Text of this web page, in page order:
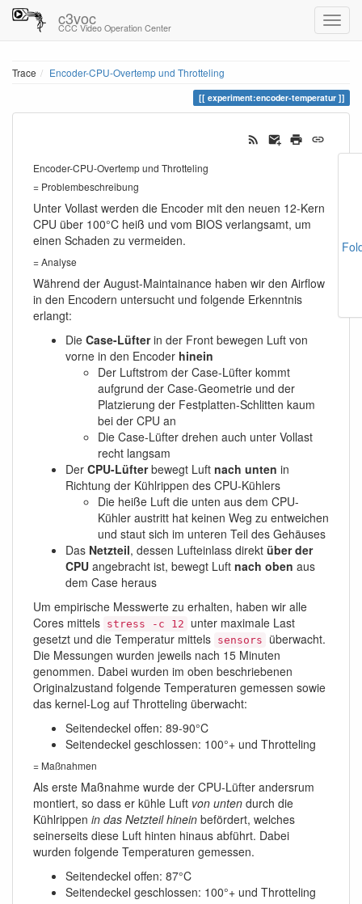
c3voc
CCC Video Operation Center
Trace Encoder-CPU-Overtemp und Throtteling
experiment:encoder-temperatur
Encoder-CPU-Overtemp und Throtteling
= Problembeschreibung
Unter Vollast werden die Encoder mit den neuen 12-Kern
CPU über 100°C heiß und vom BIOS verlangsamt, um
einen Schaden zu vermeiden.
= Analyse
Während der August-Maintainance haben wir den Airflow
in den Encodern untersucht und folgende Erkenntnis
erlangt:
Die Case-Lüfterin der Front bewegen Luft von
vorne in den Encoder hinein
Der Luftstrom der Case-Lüfter kommt
aufgrund der Case-Geometrie und der
Platzierung der Festplatten-Schlitten kaum
bei der CPU an
Die Case-Lüfter drehen auch unter Vollast
recht langsam
Der CPU-Lüfterbewegt Luft nach unten in
Richtung der Kühlrippen des CPU-Kühlers
Die heiße Luft die unten aus dem CPU-
Kühler austritt hat keinen Weg zu entweichen
und staut sich im unteren Teil des Gehäuses
Das Netzteil, dessen Lufteinlass direkt über der
CPU angebracht ist, bewegt Luft nach oben aus
dem Case heraus
Um empirische Messwerte zu erhalten, haben wir alle
Cores mittels stress -c 12
unter maximale Last
gesetzt und die Temperatur mittels sensors
überwacht.
Die Messungen wurden jeweils nach 15 Minuten
genommen. Dabei wurden im oben beschriebenen
Originalzustand folgende Temperaturen gemessen sowie
das kernel-Log auf Throtteling überwacht:
Seitendeckel offen: 89-90°C
Seitendeckel geschlossen: 100°+ und Throtteling
= Maßnahmen
Als erste Maßnahme wurde der CPU-Lüfter andersrum
montiert, so dass er kühle Luft von unten durch die
Kühlrippen in das Netzteil hinein befördert, welches
seinerseits diese Luft hinten hinaus abführt. Dabei
wurden folgende Temperaturen gemessen.
Seitendeckel offen: 87°C
Seitendeckel geschlossen: 100°+ und Throtteling